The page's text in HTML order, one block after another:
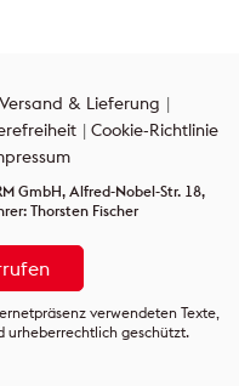
Versand & Lieferung
Cookie-Richtlinie
GmbH, Alfred-Nobel-Str. 18,
Thorsten Fischer
verwendeten Texte,
urheberrechtlich geschützt.